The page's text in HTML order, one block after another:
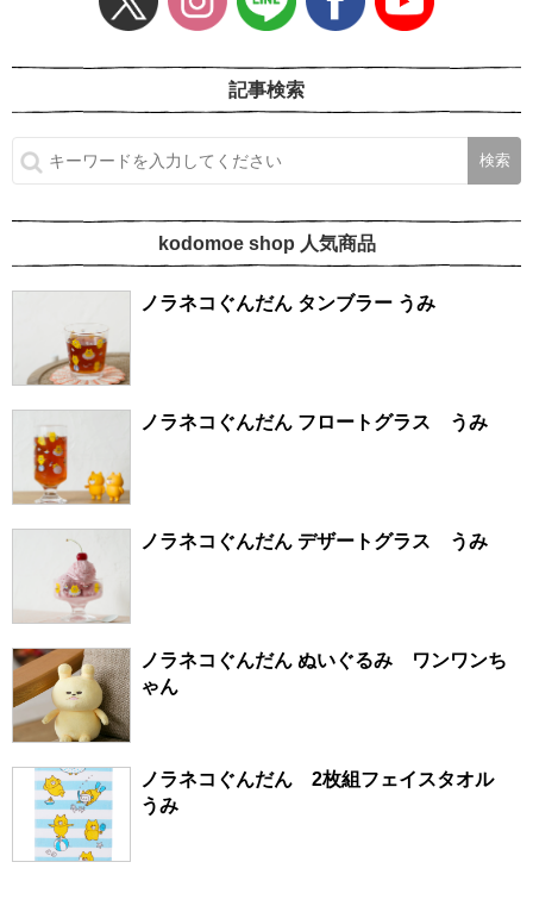
記事検索
kodomoe shop 人気商品
ノラネコぐんだん タンブラー うみ
ノラネコぐんだん フロートグラス うみ
ノラネコぐんだん デザートグラス うみ
ノラネコぐんだん ぬいぐるみ ワンワンち
ゃん
ノラネコぐんだん 2枚組フェイスタオル
うみ